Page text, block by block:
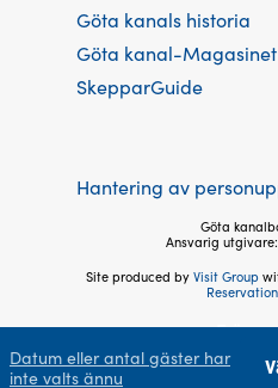
Datum eller antal gäster har
inte valts ännu
Göta kanals historia
Göta kanal-Magasinet
SkepparGuide
Hantering av
Göta
Ansvarig
Site produced by Visit Group
Följ